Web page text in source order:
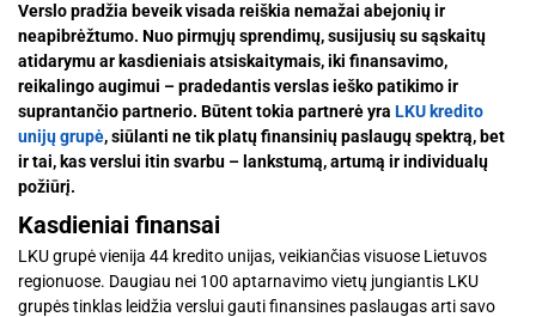
Verslo pradžia beveik visada reiškia nemažai abejonių ir
neapibrėžtumo. Nuo pirmųjų sprendimų, susijusių su sąskaitų
atidarymu ar kasdieniais atsiskaitymais, iki finansavimo,
reikalingo augimui – pradedantis verslas ieško patikimo ir
suprantančio partnerio. Būtent tokia partnerė yra LKU kredito
unijų grupė, siūlanti ne tik platų finansinių paslaugų spektrą, bet
ir tai, kas verslui itin svarbu – lankstumą, artumą ir individualų
požiūrį.
Kasdieniai finansai
LKU grupė vienija 44 kredito unijas, veikiančias visuose Lietuvos
regionuose. Daugiau nei 100 aptarnavimo vietų jungiantis LKU
grupės tinklas leidžia verslui gauti finansines paslaugas arti savo